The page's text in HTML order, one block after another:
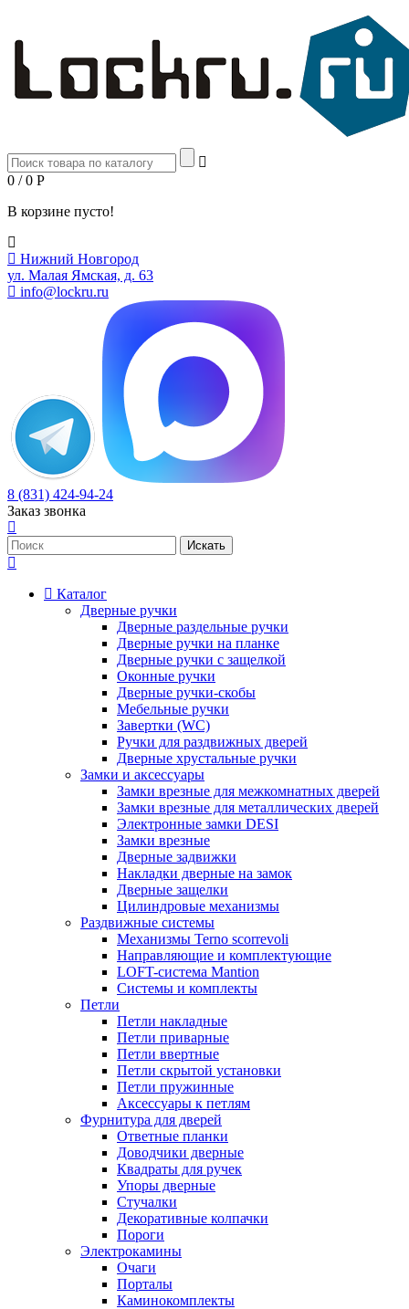
0 / 0 Р
В корзине пусто!
Нижний Новгород
ул. Малая Ямская, д. 63
info@lockru.ru
8 (831) 424-94-24
Заказ звонка
Каталог
Дверные ручки
Дверные раздельные ручки
Дверные ручки на планке
Дверные ручки с защелкой
Оконные ручки
Дверные ручки-скобы
Мебельные ручки
Завертки (WC)
Ручки для раздвижных дверей
Дверные хрустальные ручки
Замки и аксессуары
Замки врезные для межкомнатных дверей
Замки врезные для металлических дверей
Электронные замки DESI
Замки врезные
Дверные задвижки
Накладки дверные на замок
Дверные защелки
Цилиндровые механизмы
Раздвижные системы
Механизмы Terno scorrevoli
Направляющие и комплектующие
LOFT-cистема Mantion
Системы и комплекты
Петли
Петли накладные
Петли приварные
Петли ввертные
Петли скрытой установки
Петли пружинные
Аксессуары к петлям
Фурнитура для дверей
Ответные планки
Доводчики дверные
Квадраты для ручек
Упоры дверные
Стучалки
Декоративные колпачки
Пороги
Электрокамины
Очаги
Порталы
Каминокомплекты